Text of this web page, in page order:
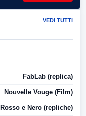
VEDI TUTTI
FabLab (replica)
Nouvelle Vouge (Film)
Rosso e Nero (repliche)